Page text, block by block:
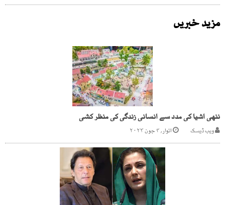
مزید خبریں
ننھی اشیا کی مدد سے انسانی زندگی کی منظر کشی
ویب ڈیسک اتوار, ۴ جون ۲۰۲۳